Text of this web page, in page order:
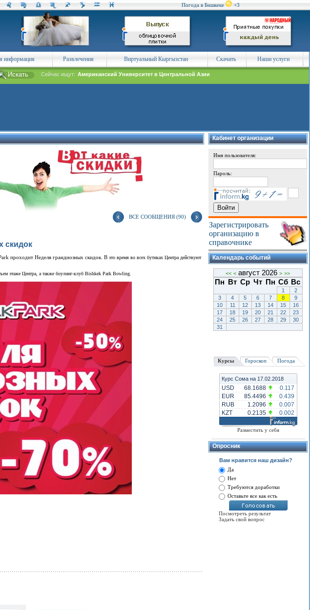
Погода в Бишкеке +3
информация Развлечения Виртуальный Кыргызстан Скачать Наши услуги
Сейчас ищут: Американский Университет в Центральной Азии
ВСЕ СООБЩЕНИЯ (90)
скидок
проходит Неделя грандиозных скидок. В это время во всех бутиках Центра действуют
этаже Центра, а также боулинг-клуб Bishkek Park Bowling.
Кабинет организации
Имя пользователя:
Пароль:
Зарегистрировать
организацию в
справочнике
Календарь событий
<< < август 2026 > >>
Пн Вт Ср Чт Пн Сб Вс
1
2
3
4 5 6 7 8
9
10
11 12 13 14 15
16
17
18 19 20 21 22
23
24
25 26 27 28 29
30
31
Курсы Гороскоп Погода
Курс Сома на 17.02.2018
USD 68.1688
0.117
EUR
85.4496
0.439
RUB
1.2096
0.007
KZT
0.2135 0.002
Разместить у себя
Опросник
Вам нравится наш дизайн?
Да
Нет
Требуются доработки
Оставьте все как есть
Посмотреть результат
Задать свой вопрос